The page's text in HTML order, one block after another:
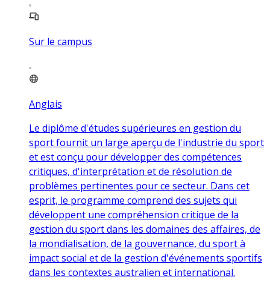
Sur le campus
Anglais
Le diplôme d'études supérieures en gestion du
sport fournit un large aperçu de l'industrie du sport
et est conçu pour développer des compétences
critiques, d'interprétation et de résolution de
problèmes pertinentes pour ce secteur. Dans cet
esprit, le programme comprend des sujets qui
développent une compréhension critique de la
gestion du sport dans les domaines des affaires, de
la mondialisation, de la gouvernance, du sport à
impact social et de la gestion d'événements sportifs
dans les contextes australien et international.